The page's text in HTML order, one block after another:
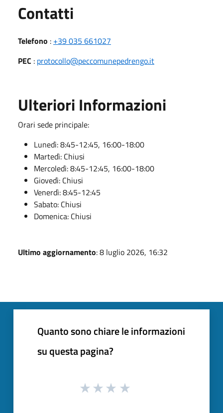
Contatti
Telefono : +39 035 661027
PEC : protocollo@peccomunepedrengo.it
Ulteriori Informazioni
Orari sede principale:
Lunedì: 8:45-12:45, 16:00-18:00
Martedì: Chiusi
Mercoledì: 8:45-12:45, 16:00-18:00
Giovedì: Chiusi
Venerdì: 8:45-12:45
Sabato: Chiusi
Domenica: Chiusi
Ultimo aggiornamento: 8 luglio 2026, 16:32
Quanto sono chiare le informazioni
su questa pagina?